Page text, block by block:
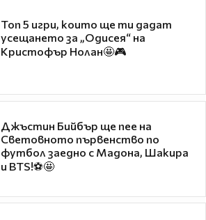
Топ 5 игри, които ще ти дадат
усещането за „Одисея“ на
Кристофър Нолан🤩🎮
Джъстин Бийбър ще пее на
Световното първенство по
футбол заедно с Мадона, Шакира
и BTS!⚽🤩